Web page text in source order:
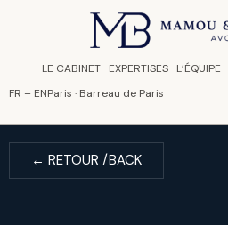
LE CABINET EXPERTISES L’ÉQUIPE
FR – ENParis · Barreau de Paris
← RETOUR /BACK
Panneau de gestion des cookies